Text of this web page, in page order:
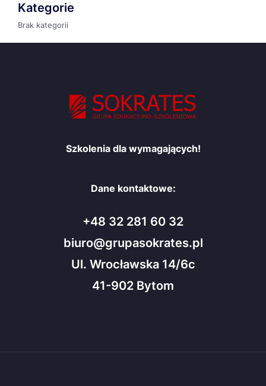
Kategorie
Brak kategorii
Szkolenia dla wymagających!
Dane kontaktowe:
+48 32 281 60 32
biuro@grupasokrates.pl
Ul. Wrocławska 14/6c
41-902 Bytom